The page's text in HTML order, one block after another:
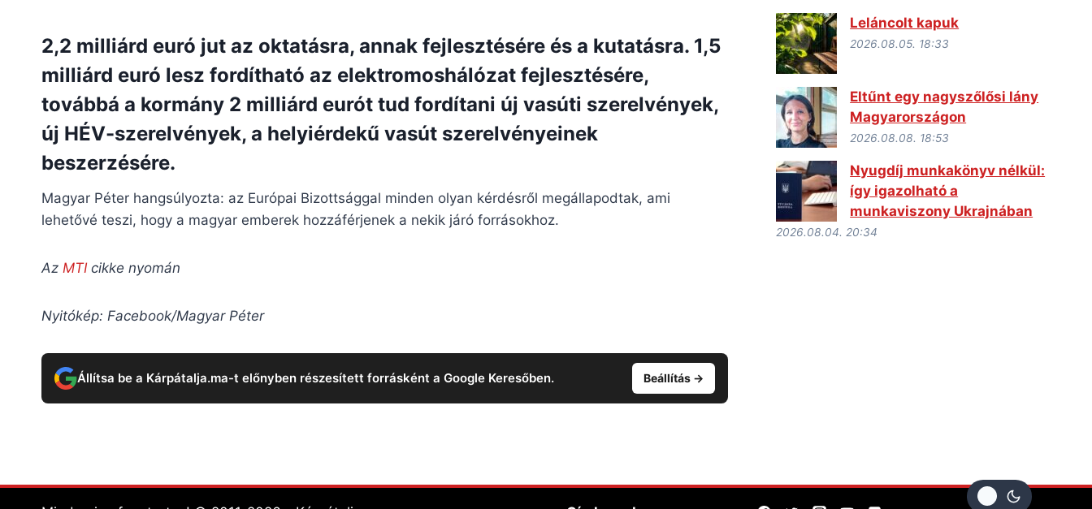
2,2 milliárd euró jut az oktatásra, annak fejlesztésére és a kutatásra. 1,5
milliárd euró lesz fordítható az elektromoshálózat fejlesztésére,
továbbá a kormány 2 milliárd eurót tud fordítani új vasúti szerelvények,
új HÉV-szerelvények, a helyiérdekű vasút szerelvényeinek
beszerzésére.
Magyar Péter hangsúlyozta: az Európai Bizottsággal minden olyan kérdésről megállapodtak, ami
lehetővé teszi, hogy a magyar emberek hozzáférjenek a nekik járó forrásokhoz.
Az MTIcikke nyomán
Nyitókép: Facebook/Magyar Péter
Állítsa be a Kárpátalja.ma-t előnyben részesített forrásként a Google Keresőben. Beállítás →
Leláncolt kapuk
2026.08.05. 18:33
Eltűnt egy nagyszőlősi lány
Magyarországon
2026.08.08. 18:53
Nyugdíj munkakönyv nélkül:
így igazolható a
munkaviszony Ukrajnában
2026.08.04. 20:34